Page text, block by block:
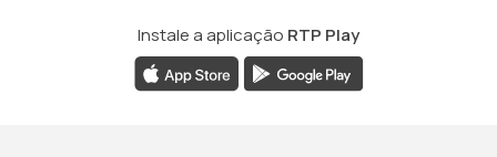
Instale a aplicação RTP Play